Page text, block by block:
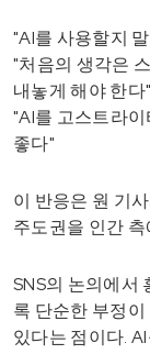
"AI를 사용할지
"처음의 생각은
내놓게 해야 한다"
"AI를 고스트라
좋다"
이 반응은 원 기
주도권을 인간
SNS의 논의에서
록 단순한 부정
있다는 점이다.